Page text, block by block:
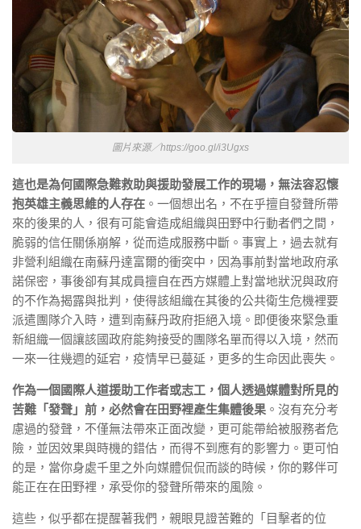
圖片來源／https://goo.gl/i3Ugxs
這也是為何國際急難救助與援助發展工作的現場，無法容忍懷
抱英雄主義思維的人存在 。一個想出名，不在乎擅自發聲所帶
來的後果的人，很有可能會造成組織與田野中行動者們之間，
脆弱的信任關係崩解，從而造成服務中斷。事實上，過去就有
非營利組織在南蘇丹達富爾的衝突中，因為事前對當地政府承
諾保密，事後卻有其成員擅自在西方媒體上對當地狀況與政府
的不作為揭露與批判，使得該組織在其後的公共衛生危機裡要
派遣團隊介入時，遭到南蘇丹政府拒絕入境。即便後來緊急重
新組織一個讓該國政府能夠接受的團隊名單而得以入境，然而
一來一往幾週的延宕，疫情早已蔓延，更多的生命因此喪失。
作為一個國際人道援助工作者或志工，個人透過媒體對所見的
苦難「發聲」前，必然會在田野裡產生集體後果 。沒有充分考
慮過的發聲，不僅無法帶來正面改變，更可能帶給被服務者危
險，並因效果與時機的錯估，而得不到應有的影響力。更可怕
的是，當你身處千里之外向媒體侃侃而談的時候，你的夥伴可
能正在在田野裡，承受你的發聲所帶來的風險。
這些，似乎都在提醒著我們，親眼見證苦難的「目擊者的位